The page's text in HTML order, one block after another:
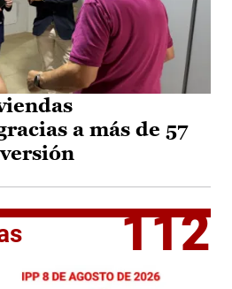
a más de 57
112